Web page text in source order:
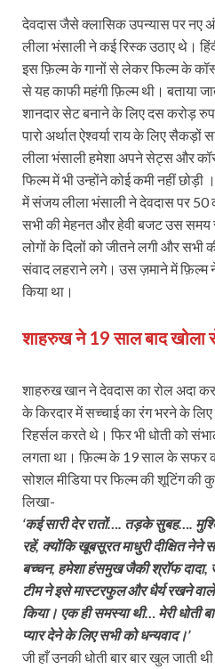
देवदास जैसे क्लासिक उपन्यास पर नए
लीला भंसाली ने कई रिस्क उठाए थे।
इस फ़िल्म के गानों से लेकर फिल्म के
से यह काफी महंगी फ़िल्म थी। बताया
शानदार सेट बनाने के लिए दस करोड़
पारो अर्थात ऐश्वर्या राय के लिए सैकड़ों
लीला भंसाली हमेशा अपने सेट्स और
फिल्म में भी उन्होंने कोई कमी नहीं
में संजय लीला भंसाली ने देवदास पर 50
सभी की मेहनत और हेवी बजट उस समय
लोगों के दिलों को जीतने लगी और सभी
संवाद लहराने लगे। उस ज़माने में फ़िल्म
किया था।
शाहरुख ने 19 साल बाद खोला
शाहरुख खान ने देवदास का रोल अदा
के किरदार में सच्चाई का रंग भरने के
रिहर्सल करते थे। फिर भी धोती को
लगता था। फ़िल्म के 19 साल के सफर
सोशल मीडिया पर फिल्‍म की शूटिंग की
लिखा-
‘कई सारी देर रातों…. तड़के सुबह….
रहें, क्‍योंकि खूबसूरत माधुरी दीक्षित नेने
बच्चन, हमेशा हंसमुख जैकी श्रॉफ
टीम ने इसे मास्‍टरफुल और धैर्य रखने
किया। एक ही समस्‍या थी… मेरी धोती
प्‍यार देने के लिए सभी को धन्‍यवाद।’
जी हाँ उनकी धोती बार बार खुल